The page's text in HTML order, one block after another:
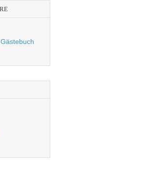
Gästebuch